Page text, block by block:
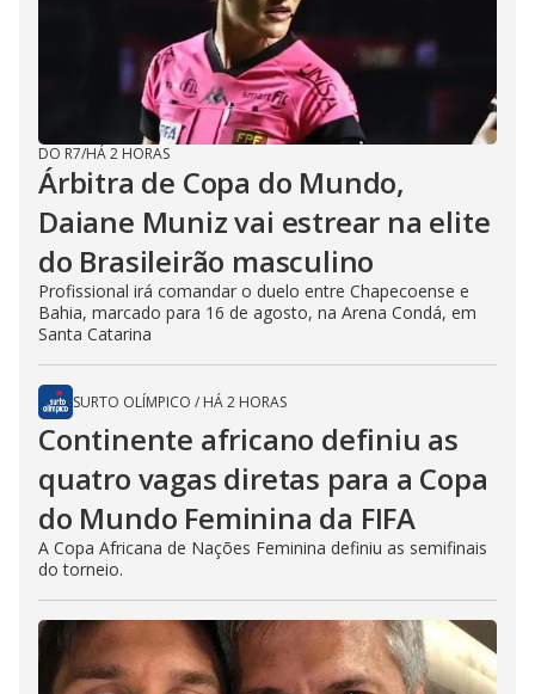
DO R7/HÁ 2 HORAS
Árbitra de Copa do Mundo,
Daiane Muniz vai estrear na elite
do Brasileirão masculino
Profissional irá comandar o duelo entre Chapecoense e
Bahia, marcado para 16 de agosto, na Arena Condá, em
Santa Catarina
SURTO OLÍMPICO / HÁ 2 HORAS
Continente africano definiu as
quatro vagas diretas para a Copa
do Mundo Feminina da FIFA
A Copa Africana de Nações Feminina definiu as semifinais
do torneio.